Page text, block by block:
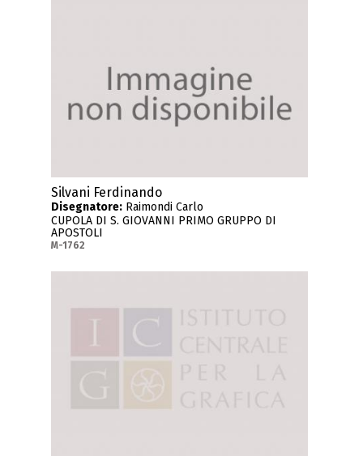
Silvani Ferdinando
Disegnatore: Raimondi Carlo
CUPOLA DI S. GIOVANNI PRIMO GRUPPO DI
APOSTOLI
M-1762